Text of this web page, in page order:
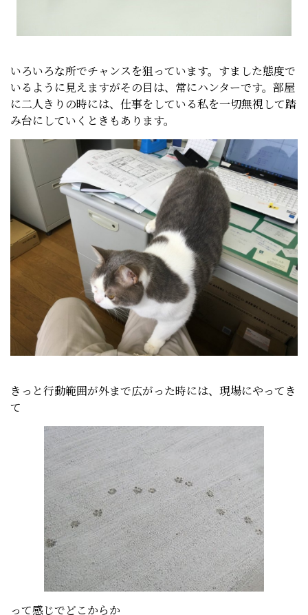
いろいろな所でチャンスを狙っています。すました態度で
いるように見えますがその目は、常にハンターです。部屋
に二人きりの時には、仕事をしている私を一切無視して踏
み台にしていくときもあります。
きっと行動範囲が外まで広がった時には、現場にやってき
て
って感じでどこからか